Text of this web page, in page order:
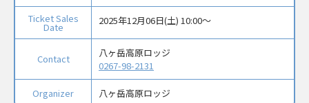
Ticket Sales
Date
2025年12月06日(土) 10:00〜
Contact
八ヶ岳高原ロッジ
0267-98-2131
Organizer 八ヶ岳高原ロッジ